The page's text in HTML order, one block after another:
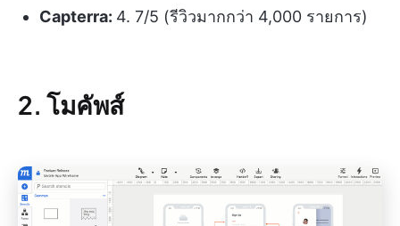
Capterra: 4. 7/5 (รีวิวมากกว่า 4,000 รายการ)
2. โมคัพส์